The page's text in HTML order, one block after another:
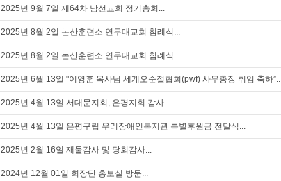
2025년 9월 7일 제64차 남선교회 정기총회...
2025년 8월 2일 논산훈련소 연무대교회 침례식...
2025년 8월 2일 논산훈련소 연무대교회 침례식...
2025년 6월 13일 "이영훈 목사님 세계오순절협회(pwf) 사무총장 취임 축하”..
2025년 4월 13일 서대문지회, 은평지회 감사...
2025년 4월 13일 은평구립 우리장애인복지관 특별후원금 전달식...
2025년 2월 16일 재물감사 및 당회감사...
2024년 12월 01일 회장단 홍보실 방문...